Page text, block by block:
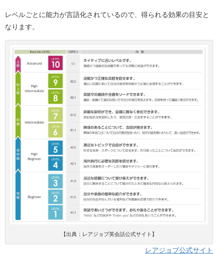
レベルごとに能力が言語化されているので、得られる効果の目安と
なります。
【出典：レアジョブ英会話公式サイト】
レアジョブ公式サイト